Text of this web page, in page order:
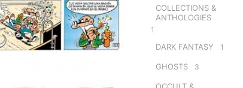
COLLECTIONS &
ANTHOLOGIES
1
DARK FANTASY 1
GHOSTS 3
OCCULT &